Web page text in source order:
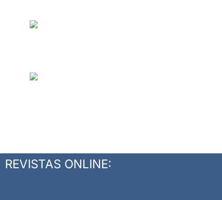
REVISTAS ONLINE: